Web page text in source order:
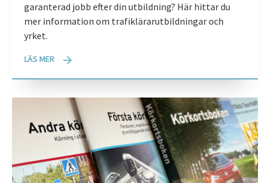
garanterad jobb efter din utbildning? Här hittar du
mer information om trafiklärarutbildningar och
yrket.
LÄS MER